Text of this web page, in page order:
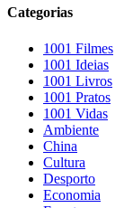
Categorias
1001 Filmes
1001 Ideias
1001 Livros
1001 Pratos
1001 Vidas
Ambiente
China
Cultura
Desporto
Economia